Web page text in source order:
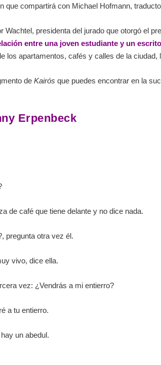
que compartirá con Michael Hofmann,
Wachtel, presidenta del jurado que otorgó el
entre una joven estudiante y un
los apartamentos, cafés y calles de la
de Kairós que puedes encontrar en la
Erpenbeck
de café que tiene delante y no dice nada.
pregunta otra vez él.
vivo, dice ella.
vez: ¿Vendrás a mi entierro?
a tu entierro.
un abedul.